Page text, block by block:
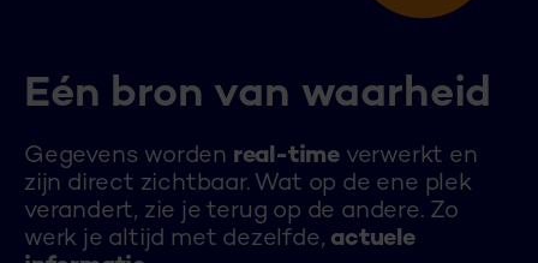
Eén bron van waarheid
Gegevens worden real-time verwerkt en
zijn direct zichtbaar. Wat op de ene plek
verandert, zie je terug op de andere. Zo
werk je altijd met dezelfde, actuele